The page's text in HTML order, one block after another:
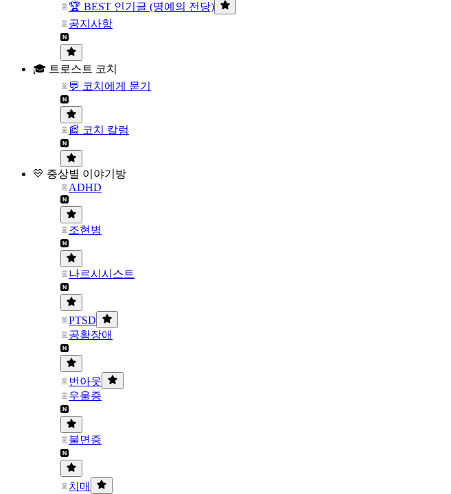
🏆 BEST 인기글 (명예의 전당)
공지사항
🎓 트로스트 코치
💬 코치에게 묻기
📰 코치 칼럼
💛 증상별 이야기방
ADHD
조현병
나르시시스트
PTSD
공황장애
번아웃
우울증
불면증
치매